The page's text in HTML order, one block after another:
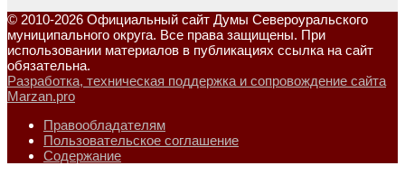
© 2010-2026 Официальный сайт Думы Североуральского
муниципального округа. Все права защищены. При
использовании материалов в публикациях ссылка на сайт
обязательна.
Разработка, техническая поддержка и сопровождение сайта
Marzan.pro
Правообладателям
Пользовательское соглашение
Содержание